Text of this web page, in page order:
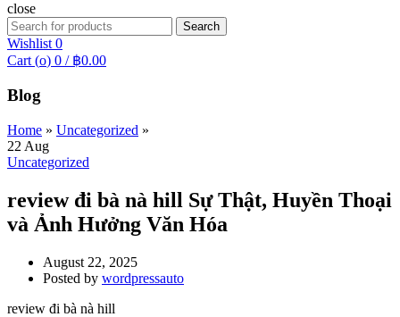
close
Search
for:
Search
Wishlist 0
Cart (o) 0 / ฿0.00
Blog
Home » Uncategorized »
22 Aug
Uncategorized
review đi bà nà hill Sự Thật, Huyền Thoại
và Ảnh Hưởng Văn Hóa
August 22, 2025
Posted by wordpressauto
review đi bà nà hill